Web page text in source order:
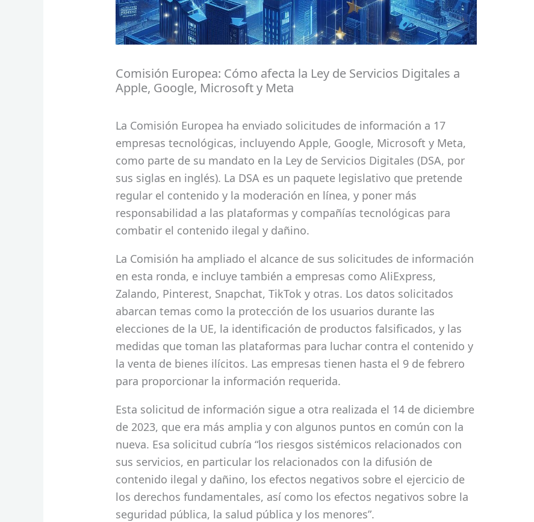
Comisión Europea: Cómo afecta la Ley de Servicios Digitales a
Apple, Google, Microsoft y Meta
La Comisión Europea ha enviado solicitudes de información a 17
empresas tecnológicas, incluyendo Apple, Google, Microsoft y Meta,
como parte de su mandato en la Ley de Servicios Digitales (DSA, por
sus siglas en inglés). La DSA es un paquete legislativo que pretende
regular el contenido y la moderación en línea, y poner más
responsabilidad a las plataformas y compañías tecnológicas para
combatir el contenido ilegal y dañino.
La Comisión ha ampliado el alcance de sus solicitudes de información
en esta ronda, e incluye también a empresas como AliExpress,
Zalando, Pinterest, Snapchat, TikTok y otras. Los datos solicitados
abarcan temas como la protección de los usuarios durante las
elecciones de la UE, la identificación de productos falsificados, y las
medidas que toman las plataformas para luchar contra el contenido y
la venta de bienes ilícitos. Las empresas tienen hasta el 9 de febrero
para proporcionar la información requerida.
Esta solicitud de información sigue a otra realizada el 14 de diciembre
de 2023, que era más amplia y con algunos puntos en común con la
nueva. Esa solicitud cubría “los riesgos sistémicos relacionados con
sus servicios, en particular los relacionados con la difusión de
contenido ilegal y dañino, los efectos negativos sobre el ejercicio de
los derechos fundamentales, así como los efectos negativos sobre la
seguridad pública, la salud pública y los menores”.